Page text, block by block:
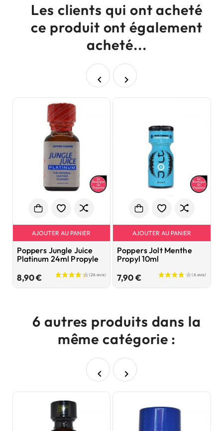
Les clients qui ont acheté
ce produit ont également
acheté...
 
AJOUTER AU PANIER
Poppers Jungle Juice
Platinum 24ml Propyle
8,90 €Prix
AJOUTER AU PANIER
Poppers Jolt Menthe
Propyl 10ml
7,90 €Prix
6 autres produits dans la
même catégorie :
 